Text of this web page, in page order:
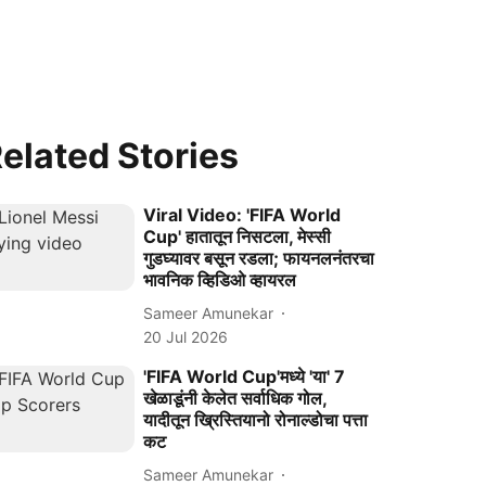
Stories
Viral Video: 'FIFA World
Cup' हातातून निसटला, मेस्सी
गुडघ्यावर बसून रडला; फायनलनंतरचा
भावनिक व्हिडिओ व्हायरल
Sameer Amunekar
20 Jul 2026
'FIFA World Cup'मध्ये 'या' 7
खेळाडूंनी केलेत सर्वाधिक गोल,
यादीतून ख्रिस्तियानो रोनाल्डोचा पत्ता
कट
Sameer Amunekar